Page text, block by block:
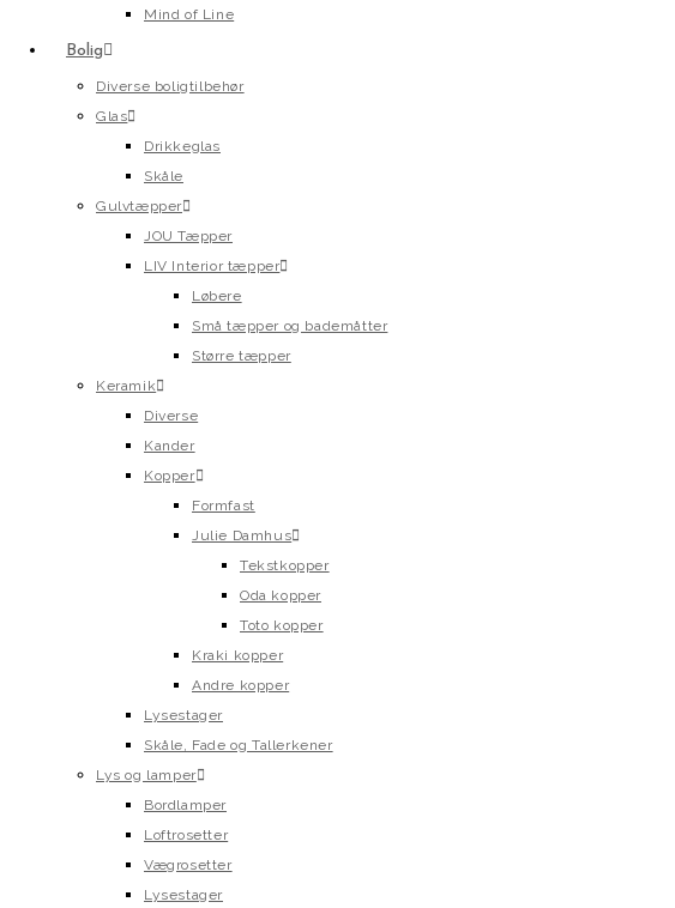
Mind of Line
Bolig
Diverse boligtilbehør
Glas
Drikkeglas
Skåle
Gulvtæpper
JOU Tæpper
LIV Interior tæpper
Løbere
Små tæpper og bademåtter
Større tæpper
Keramik
Diverse
Kander
Kopper
Formfast
Julie Damhus
Tekstkopper
Oda kopper
Toto kopper
Kraki kopper
Andre kopper
Lysestager
Skåle, Fade og Tallerkener
Lys og lamper
Bordlamper
Loftrosetter
Vægrosetter
Lysestager